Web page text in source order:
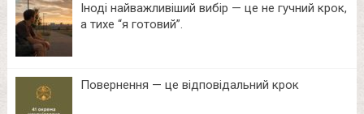
Іноді найважливіший вибір — це не гучний крок,
а тихе “я готовий”.
Повернення — це відповідальний крок